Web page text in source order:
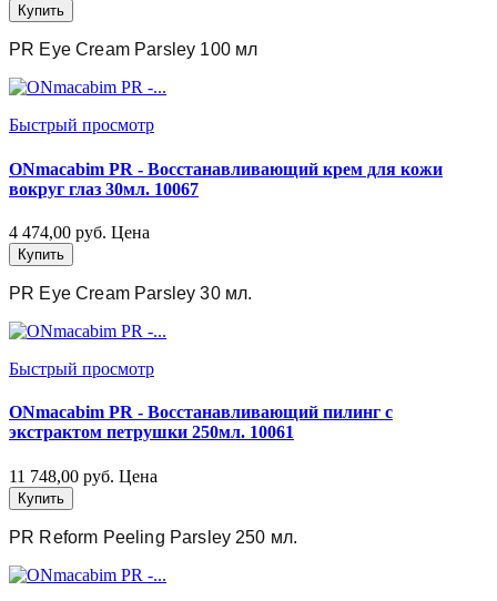
Купить
PR Eye Cream Parsley 100 мл
Быстрый просмотр
ONmacabim PR - Восстанавливающий крем для кожи
вокруг глаз 30мл. 10067
4 474,00 руб. Цена
Купить
PR Eye Cream Parsley 30 мл.
Быстрый просмотр
ONmacabim PR - Восстанавливающий пилинг с
экстрактом петрушки 250мл. 10061
11 748,00 руб. Цена
Купить
PR Reform Peeling Parsley 250 мл.